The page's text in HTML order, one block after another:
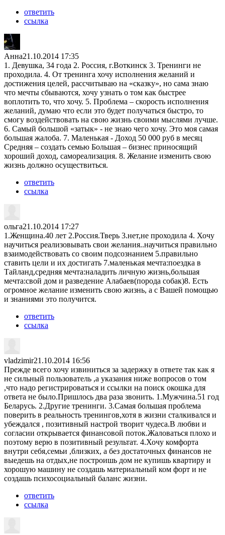
ответить
ссылка
Анна21.10.2014 17:35
1. Девушка, 34 года 2. Россия, г.Воткинск 3. Тренинги не
проходила. 4. От тренинга хочу исполнения желаний и
достижения целей, рассчитываю на «сказку», но сама знаю
что мечты сбываются, хочу узнать о том как быстрее
воплотить то, что хочу. 5. Проблема – скорость исполнения
желаний, думаю что если это будет получаться быстро, то
смогу воздействовать на свою жизнь своими мыслями лучше.
6. Самый большой «затык» - не знаю чего хочу. Это моя самая
большая жалоба. 7. Маленькая - Доход 50 000 руб в месяц
Средняя – создать семью Большая – бизнес приносящий
хороший доход, самореализация. 8. Желание изменить свою
жизнь должно осуществиться.
ответить
ссылка
ольга21.10.2014 17:27
1.Женщина.40 лет 2.Россия.Тверь 3.нет,не проходила 4. Хочу
научиться реализовывать свои желания..научиться правильно
взаимодействовать со своим подсознанием 5.правильно
ставить цели и их достигать 7.маленькая мечта:поездка в
Тайланд,средняя мечта:наладить личную жизнь,большая
мечта:свой дом и разведение Алабаев(порода собак)8. Есть
огромное желание изменить свою жизнь, а с Вашей помощью
и знаниями это получится.
ответить
ссылка
vladzimir21.10.2014 16:56
Прежде всего хочу извиниться за задержку в ответе так как я
не сильный пользователь ,а указания ниже вопросов о том
,что надо регистрироваться и ссылки на поиск окошка для
ответа не было.Пришлось два раза звонить. 1.Мужчина.51 год
Беларусь. 2.Другие тренинги. 3.Самая большая проблема
поверить в реальность тренингов,хотя в жизни сталкивался и
убеждался , позитивный настрой творит чудеса.В любви и
согласии открывается финансовой поток.Жаловаться плохо и
поэтому верю в позитивный результат. 4.Хочу комфорта
внутри себя,семьи ,близких, а без достаточных финансов не
выедешь на отдых,не построишь дом не купишь квартиру и
хорошую машину не создашь материальный ком форт и не
создашь психосоциальный баланс жизни.
ответить
ссылка